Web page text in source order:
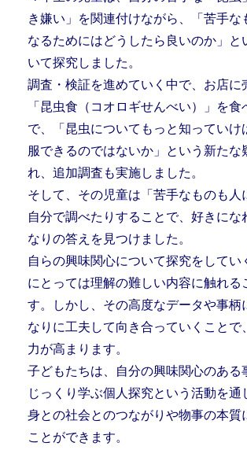
き嫌い」を関連付けながら、「苦手な
なるためにはどうしたら良いのか」と
いて探究しました。
調査・検証を進めていく中で、お店に
「昆虫食（コオロギせんべい）」を食
で、「昆虫についてもっと知っていけ
服できるのではないか」という新たな
れ、追加調査も実施しました。
そして、その児童は「苦手なものも人
自分で調べたりすることで、好きにな
なりの答えを見つけました。
自らの興味関心について探究をしてい
にとっては理解の難しい内容に触れる
す。しかし、その高度なデータや事柄
なりに工夫して向き合っていくことで
力が高まります。
子どもたちは、自分の興味関心のある
じっくり学ぶ個人探究という活動を通
身との社会とのつながりや物事の本質
ことができます。